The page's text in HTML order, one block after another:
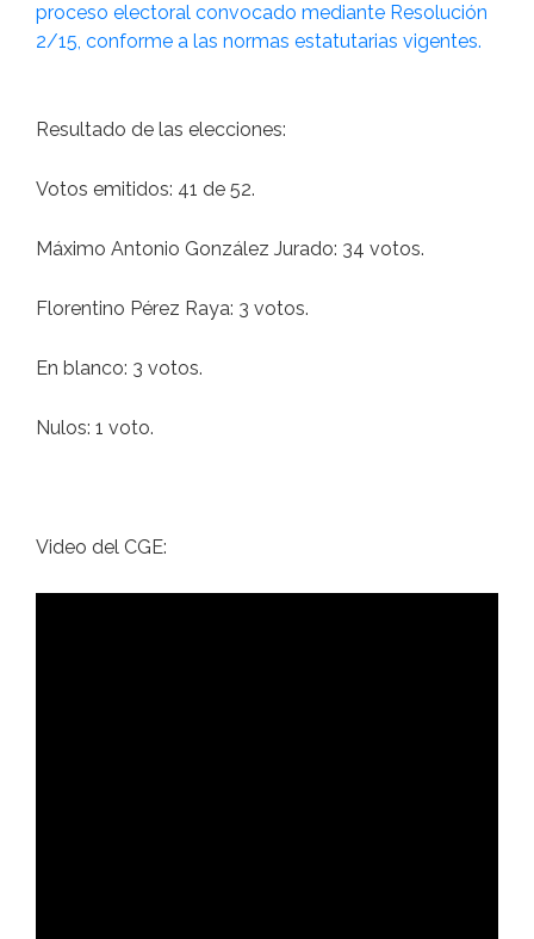
proceso electoral convocado mediante Resolución
2/15, conforme a las normas estatutarias vigentes.
Resultado de las elecciones:
Votos emitidos: 41 de 52.
Máximo Antonio González Jurado: 34 votos.
Florentino Pérez Raya: 3 votos.
En blanco: 3 votos.
Nulos: 1 voto.
Video del CGE: